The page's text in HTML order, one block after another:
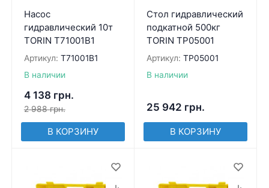
Насос
гидравлический 10т
TORIN T71001B1
Артикул: T71001B1
В наличии
4 138 грн.
2 988 грн.
В КОРЗИНУ
Стол гидравлический
подкатной 500кг
TORIN TP05001
Артикул: TP05001
В наличии
25 942 грн.
В КОРЗИНУ